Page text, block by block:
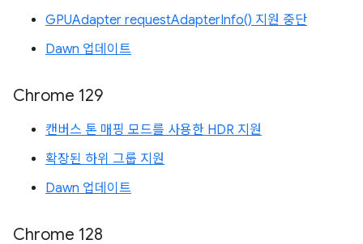
GPUAdapter requestAdapterInfo() 지원 중단
Dawn 업데이트
Chrome 129
캔버스 톤 매핑 모드를 사용한 HDR 지원
확장된 하위 그룹 지원
Dawn 업데이트
Chrome 128